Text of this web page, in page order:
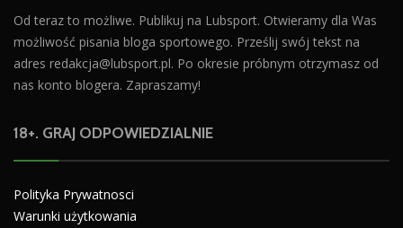
Od teraz to możliwe. Publikuj na Lubsport. Otwieramy dla Was
możliwość pisania bloga sportowego. Prześlij swój tekst na
adres redakcja@lubsport.pl. Po okresie próbnym otrzymasz od
nas konto blogera. Zapraszamy!
18+. GRAJ ODPOWIEDZIALNIE
Polityka Prywatnosci
Warunki użytkowania